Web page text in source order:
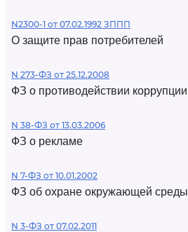
N2300-1 от 07.02.1992 ЗППП
О защите прав потребителей
N 273-ФЗ от 25.12.2008
ФЗ о противодействии коррупции
N 38-ФЗ от 13.03.2006
ФЗ о рекламе
N 7-ФЗ от 10.01.2002
ФЗ об охране окружающей среды
N 3-ФЗ от 07.02.2011